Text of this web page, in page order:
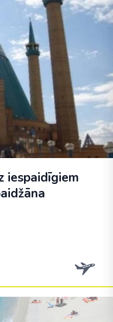
iespaidīgiem